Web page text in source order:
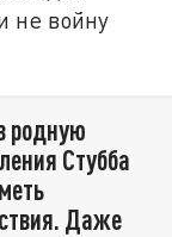
не войну
родную
Стубба
Даже